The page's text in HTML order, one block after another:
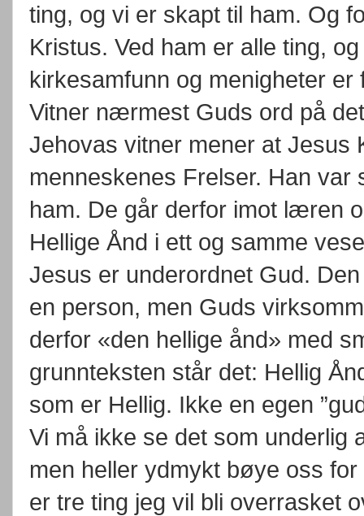
ting, og vi er skapt til ham. Og
Kristus. Ved ham er alle ting,
kirkesamfunn og menigheter
Vitner nærmest Guds ord på
Jehovas vitner mener at Jesus
menneskenes Frelser. Han
ham. De går derfor imot læren
Hellige Ånd i ett og samme
Jesus er underordnet Gud.
en person, men Guds
derfor «den hellige ånd» med
grunnteksten står det: Hellig
som er Hellig. Ikke en egen
Vi må ikke se det som
men heller ydmykt bøye oss
er tre ting jeg vil bli overrasket